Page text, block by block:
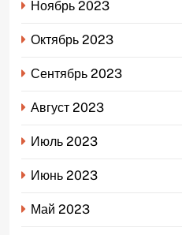
Ноябрь 2023
Октябрь 2023
Сентябрь 2023
Август 2023
Июль 2023
Июнь 2023
Май 2023